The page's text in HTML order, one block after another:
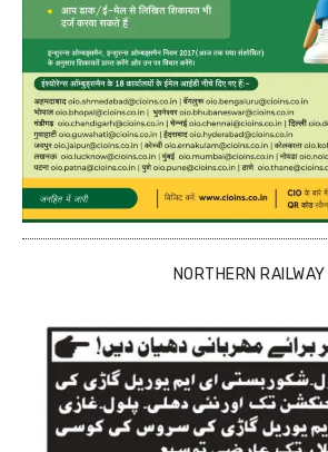
NORTHERN RAILWAY